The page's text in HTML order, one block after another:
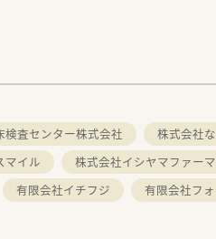
検査センター株式会社
株式会社
マイル 株式会社イシヤマファー
有限会社イチフジ
有限会社フ